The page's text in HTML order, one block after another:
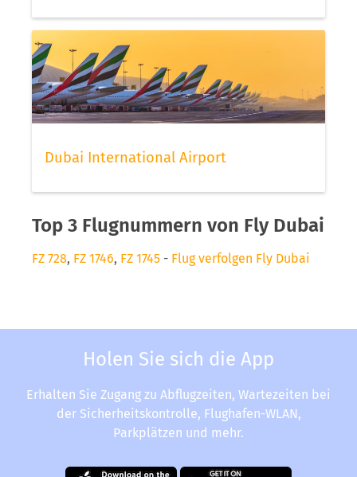
Dubai International Airport
Top 3 Flugnummern von Fly Dubai
FZ 728, FZ 1746, FZ 1745 - Flug verfolgen Fly Dubai
Holen Sie sich die App
Erhalten Sie Zugang zu Abflugzeiten, Wartezeiten bei
der Sicherheitskontrolle, Flughafen-WLAN,
Parkplätzen und mehr.